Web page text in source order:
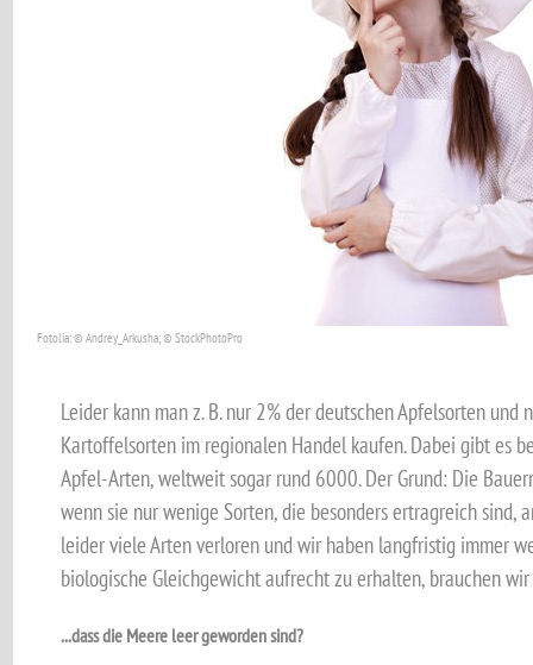
Fotolia: © Andrey_Arkusha; © StockPhotoPro
Leider kann man z. B. nur 2% der deutschen Apfelsorten und
Kartoffelsorten im regionalen Handel kaufen. Dabei gibt es
Apfel-Arten, weltweit sogar rund 6000. Der Grund: Die
wenn sie nur wenige Sorten, die besonders ertragreich sind,
leider viele Arten verloren und wir haben langfristig immer
biologische Gleichgewicht aufrecht zu erhalten, brauchen
...dass die Meere leer geworden sind?